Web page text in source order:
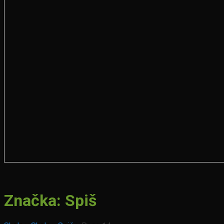
Značka: Spiš